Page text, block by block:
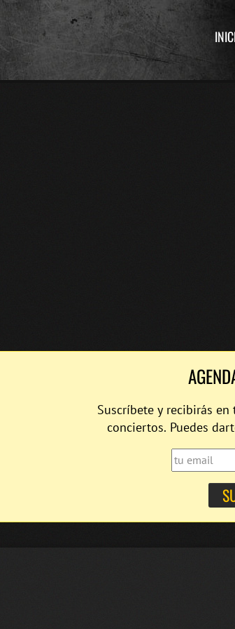
Suscríbete y recibirás
conciertos. Puedes